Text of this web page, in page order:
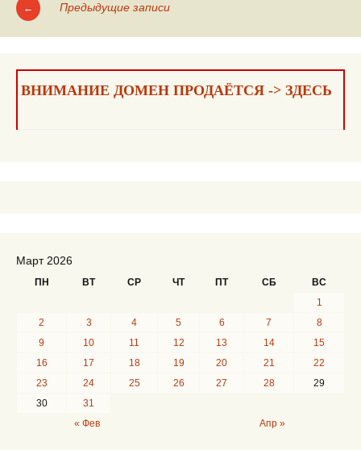
Навигация
записям
← Предыдущие записи
ВНИМАНИЕ ДОМЕН ПРОДАЁТСЯ -> ЗДЕСЬ
Март 2026
ПН ВТ СР ЧТ ПТ СБ ВС
« Фев Апр »
1
2
3 4 5 6 7
8
9
10 11 12 13 14
15
16
17 18 19 20 21
22
23
24 25 26 27 28
29
30
31